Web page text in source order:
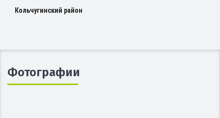
Кольчугинский район
Фотографии